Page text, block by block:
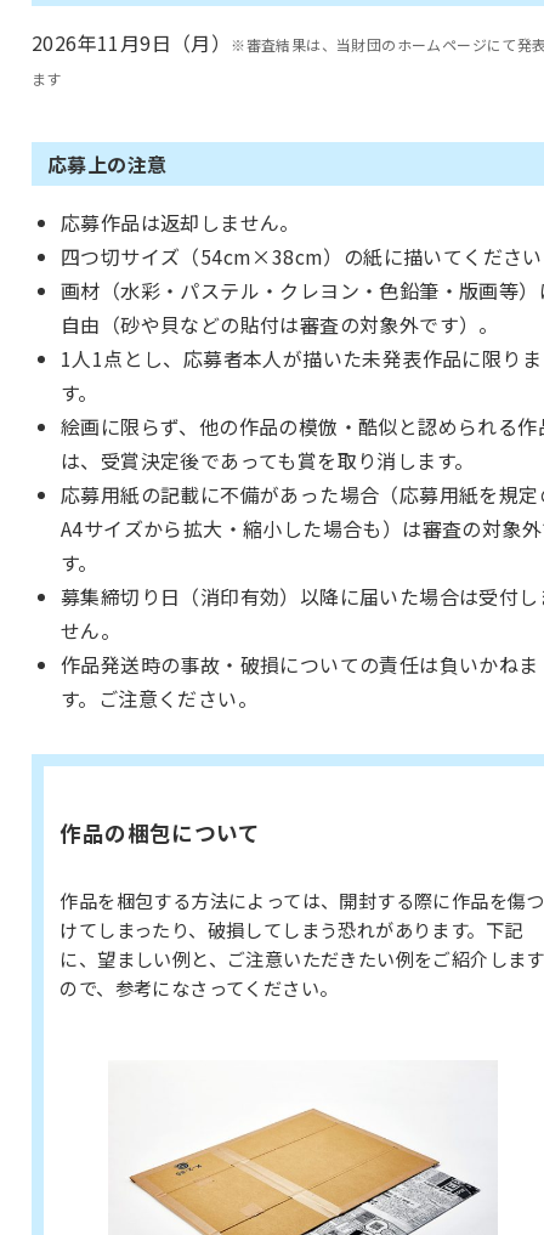
2026年11月9日（月）
※審査結果は、当財団のホームページにて発
ます
応募上の注意
応募作品は返却しません。
四つ切サイズ（54cm×38cm）の紙に描いてくださ
画材（水彩・パステル・クレヨン・色鉛筆・版画等）
自由（砂や貝などの貼付は審査の対象外です）。
1人1点とし、応募者本人が描いた未発表作品に限りま
す。
絵画に限らず、他の作品の模倣・酷似と認められる作
は、受賞決定後であっても賞を取り消します。
応募用紙の記載に不備があった場合（応募用紙を規定
A4サイズから拡大・縮小した場合も）は審査の対象
す。
募集締切り日（消印有効）以降に届いた場合は受付し
せん。
作品発送時の事故・破損についての責任は負いかねま
す。ご注意ください。
作品の梱包について
作品を梱包する方法によっては、開封する際に作品を傷つ
けてしまったり、破損してしまう恐れがあります。下記
に、望ましい例と、ご注意いただきたい例をご紹介します
ので、参考になさってください。